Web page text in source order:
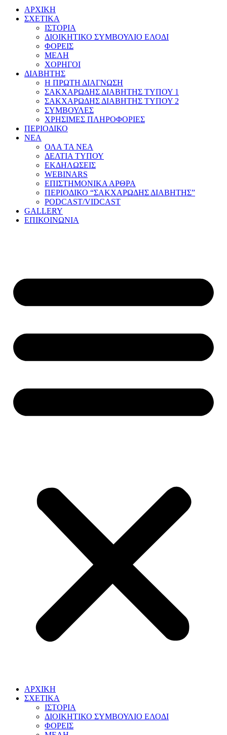
ΑΡΧΙΚΗ
ΣΧΕΤΙΚΑ
ΙΣΤΟΡΙΑ
ΔΙΟΙΚΗΤΙΚΟ ΣΥΜΒΟΥΛΙΟ ΕΛΟΔΙ
ΦΟΡΕΙΣ
ΜΕΛΗ
ΧΟΡΗΓΟΙ
ΔΙΑΒΗΤΗΣ
Η ΠΡΩΤΗ ΔΙΑΓΝΩΣΗ
ΣΑΚΧΑΡΩΔΗΣ ΔΙΑΒΗΤΗΣ ΤΥΠΟΥ 1
ΣΑΚΧΑΡΩΔΗΣ ΔΙΑΒΗΤΗΣ ΤΥΠΟΥ 2
ΣΥΜΒΟΥΛΕΣ
ΧΡΗΣΙΜΕΣ ΠΛΗΡΟΦΟΡΙΕΣ
ΠΕΡΙΟΔΙΚΟ
ΝΕΑ
ΟΛΑ ΤΑ ΝΕΑ
ΔΕΛΤΙΑ ΤΥΠΟΥ
ΕΚΔΗΛΩΣΕΙΣ
WEBINARS
ΕΠΙΣΤΗΜΟΝΙΚΑ ΑΡΘΡΑ
ΠΕΡΙΟΔΙΚΟ “ΣΑΚΧΑΡΩΔΗΣ ΔΙΑΒΗΤΗΣ”
PODCAST/VIDCAST
GALLERY
ΕΠΙΚΟΙΝΩΝΙΑ
ΑΡΧΙΚΗ
ΣΧΕΤΙΚΑ
ΙΣΤΟΡΙΑ
ΔΙΟΙΚΗΤΙΚΟ ΣΥΜΒΟΥΛΙΟ ΕΛΟΔΙ
ΦΟΡΕΙΣ